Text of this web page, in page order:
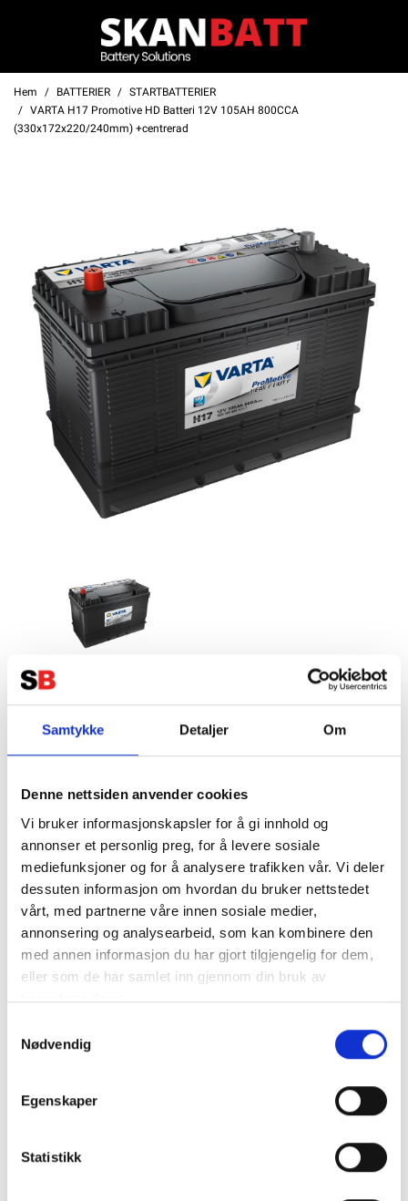
Samtykke Detaljer Om
Denne nettsiden anvender cookies
Vi bruker informasjonskapsler for å gi innhold og
annonser et personlig preg, for å levere sosiale
mediefunksjoner og for å analysere trafikken vår. Vi deler
dessuten informasjon om hvordan du bruker nettstedet
vårt, med partnerne våre innen sosiale medier,
annonsering og analysearbeid, som kan kombinere den
med annen informasjon du har gjort tilgjengelig for dem,
eller som de har samlet inn gjennom din bruk av
tjenestene deres.
Nødvendig
Egenskaper
Statistikk
Hem BATTERIER
STARTBATTERIER
VARTA H17 Promotive HD Batteri 12V 105AH 800CCA
(330x172x220/240mm) +centrerad
VARTA H17 Promotive HD Batteri
12V 105AH 800CCA
(330x172x220/240mm) +centrerad
VARTA Startbatteri PRO Motive HD 12V 105AH 800CCA
För fordon med måttliga eller lägre effektbehov som ändå b..
mer info
NB: Alla batterier bör laddas till 100% med en lämplig laddare innan de tas i bruk.
SKU: VAR-605102
Dela den här produkten